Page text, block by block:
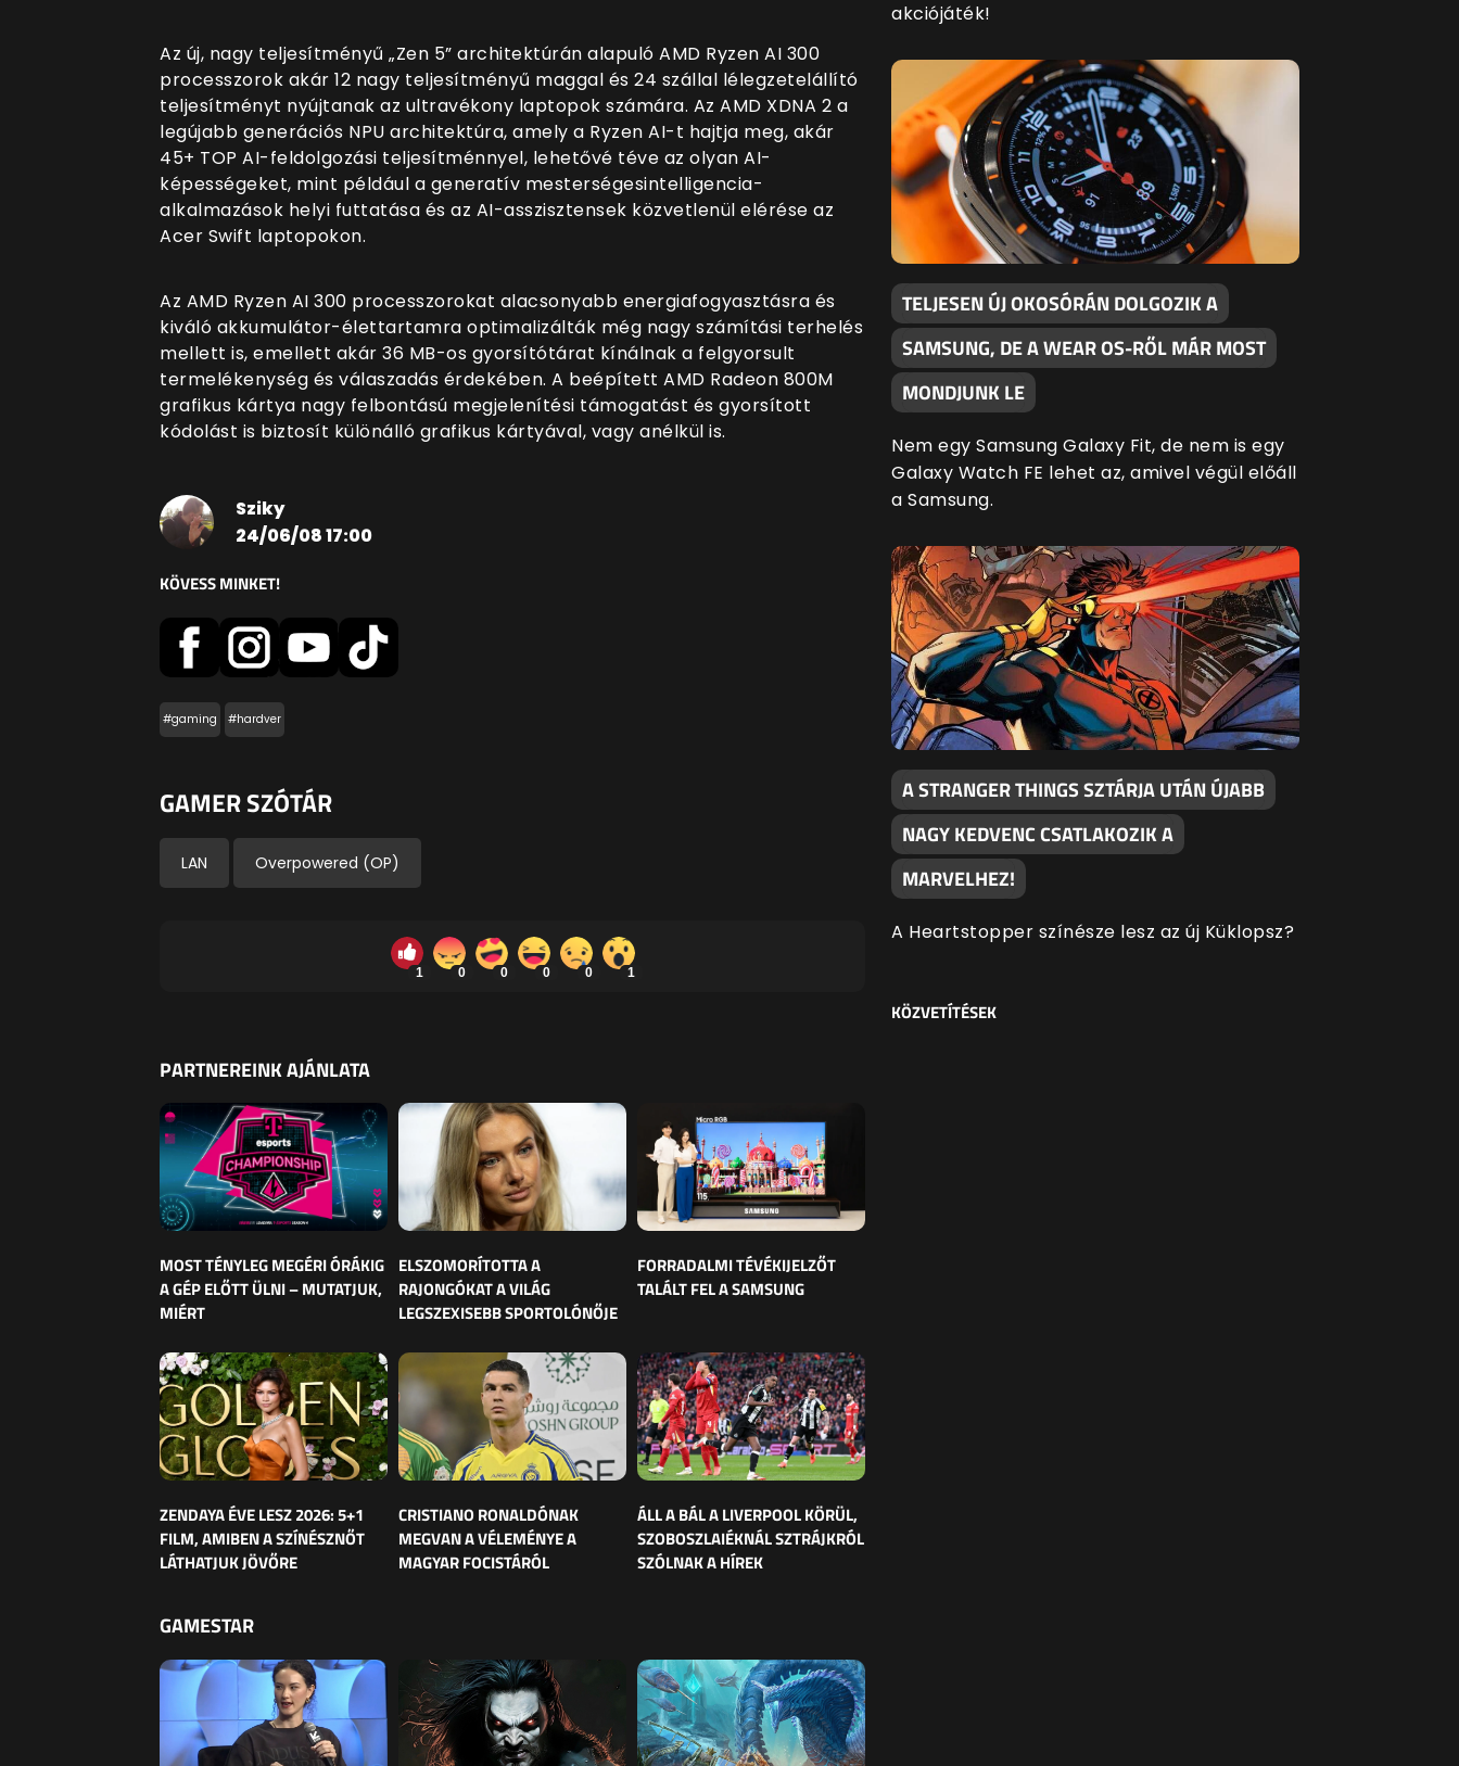
Az új, nagy teljesítményű „Zen 5” architektúrán alapuló AMD Ryzen AI 300
processzorok akár 12 nagy teljesítményű maggal és 24 szállal lélegzetelállító
teljesítményt nyújtanak az ultravékony laptopok számára. Az AMD XDNA 2 a
legújabb generációs NPU architektúra, amely a Ryzen AI-t hajtja meg, akár
45+ TOP AI-feldolgozási teljesítménnyel, lehetővé téve az olyan AI-
képességeket, mint például a generatív mesterségesintelligencia-
alkalmazások helyi futtatása és az AI-asszisztensek közvetlenül elérése az
Acer Swift laptopokon.
Az AMD Ryzen AI 300 processzorokat alacsonyabb energiafogyasztásra és
kiváló akkumulátor-élettartamra optimalizálták még nagy számítási terhelés
mellett is, emellett akár 36 MB-os gyorsítótárat kínálnak a felgyorsult
termelékenység és válaszadás érdekében. A beépített AMD Radeon 800M
grafikus kártya nagy felbontású megjelenítési támogatást és gyorsított
kódolást is biztosít különálló grafikus kártyával, vagy anélkül is.
Sziky
24/06/08 17:00
KÖVESS MINKET!
#gaming #hardver
GAMER SZÓTÁR
LAN Overpowered (OP)
1 0 0 0 0 1
PARTNEREINK AJÁNLATA
MOST TÉNYLEG MEGÉRI ÓRÁKIG
A GÉP ELŐTT ÜLNI – MUTATJUK,
MIÉRT
ELSZOMORÍTOTTA A
RAJONGÓKAT A VILÁG
LEGSZEXISEBB SPORTOLÓNŐJE
FORRADALMI TÉVÉKIJELZŐT
TALÁLT FEL A SAMSUNG
ZENDAYA ÉVE LESZ 2026: 5+1
FILM, AMIBEN A SZÍNÉSZNŐT
LÁTHATJUK JÖVŐRE
CRISTIANO RONALDÓNAK
MEGVAN A VÉLEMÉNYE A
MAGYAR FOCISTÁRÓL
ÁLL A BÁL A LIVERPOOL KÖRÜL,
SZOBOSZLAIÉKNÁL SZTRÁJKRÓL
SZÓLNAK A HÍREK
GAMESTAR
akciójáték!
TELJESEN ÚJ OKOSÓRÁN DOLGOZIK A
SAMSUNG, DE A WEAR OS-RŐL MÁR MOST
MONDJUNK LE
Nem egy Samsung Galaxy Fit, de nem is egy
Galaxy Watch FE lehet az, amivel végül előáll
a Samsung.
A STRANGER THINGS SZTÁRJA UTÁN ÚJABB
NAGY KEDVENC CSATLAKOZIK A
MARVELHEZ!
A Heartstopper színésze lesz az új Küklopsz?
KÖZVETÍTÉSEK